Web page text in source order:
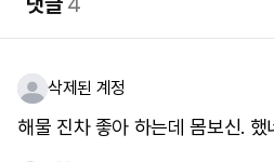
삭제된 계정
해물 진차 좋아 하는데 몸보신.